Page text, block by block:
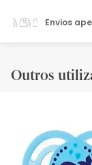
Envios
Outros